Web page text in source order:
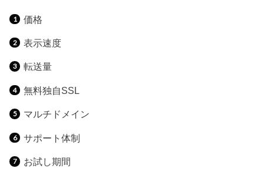
価格
表示速度
転送量
無料独自SSL
マルチドメイン
サポート体制
お試し期間